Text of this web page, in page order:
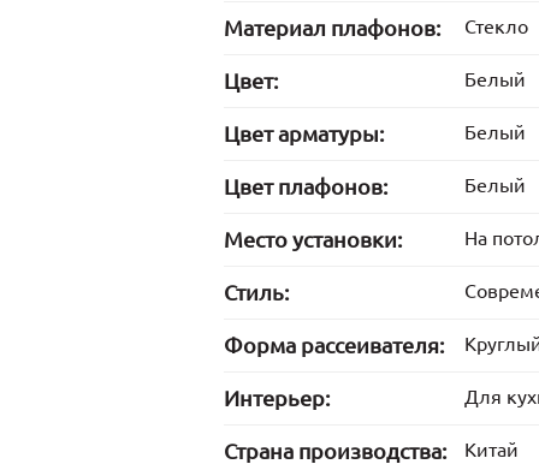
Материал плафонов: Стекло
Цвет: Белый
Цвет арматуры: Белый
Цвет плафонов: Белый
Место установки: На
Стиль:
Форма рассеивателя:
Интерьер: Для
Страна производства: Китай